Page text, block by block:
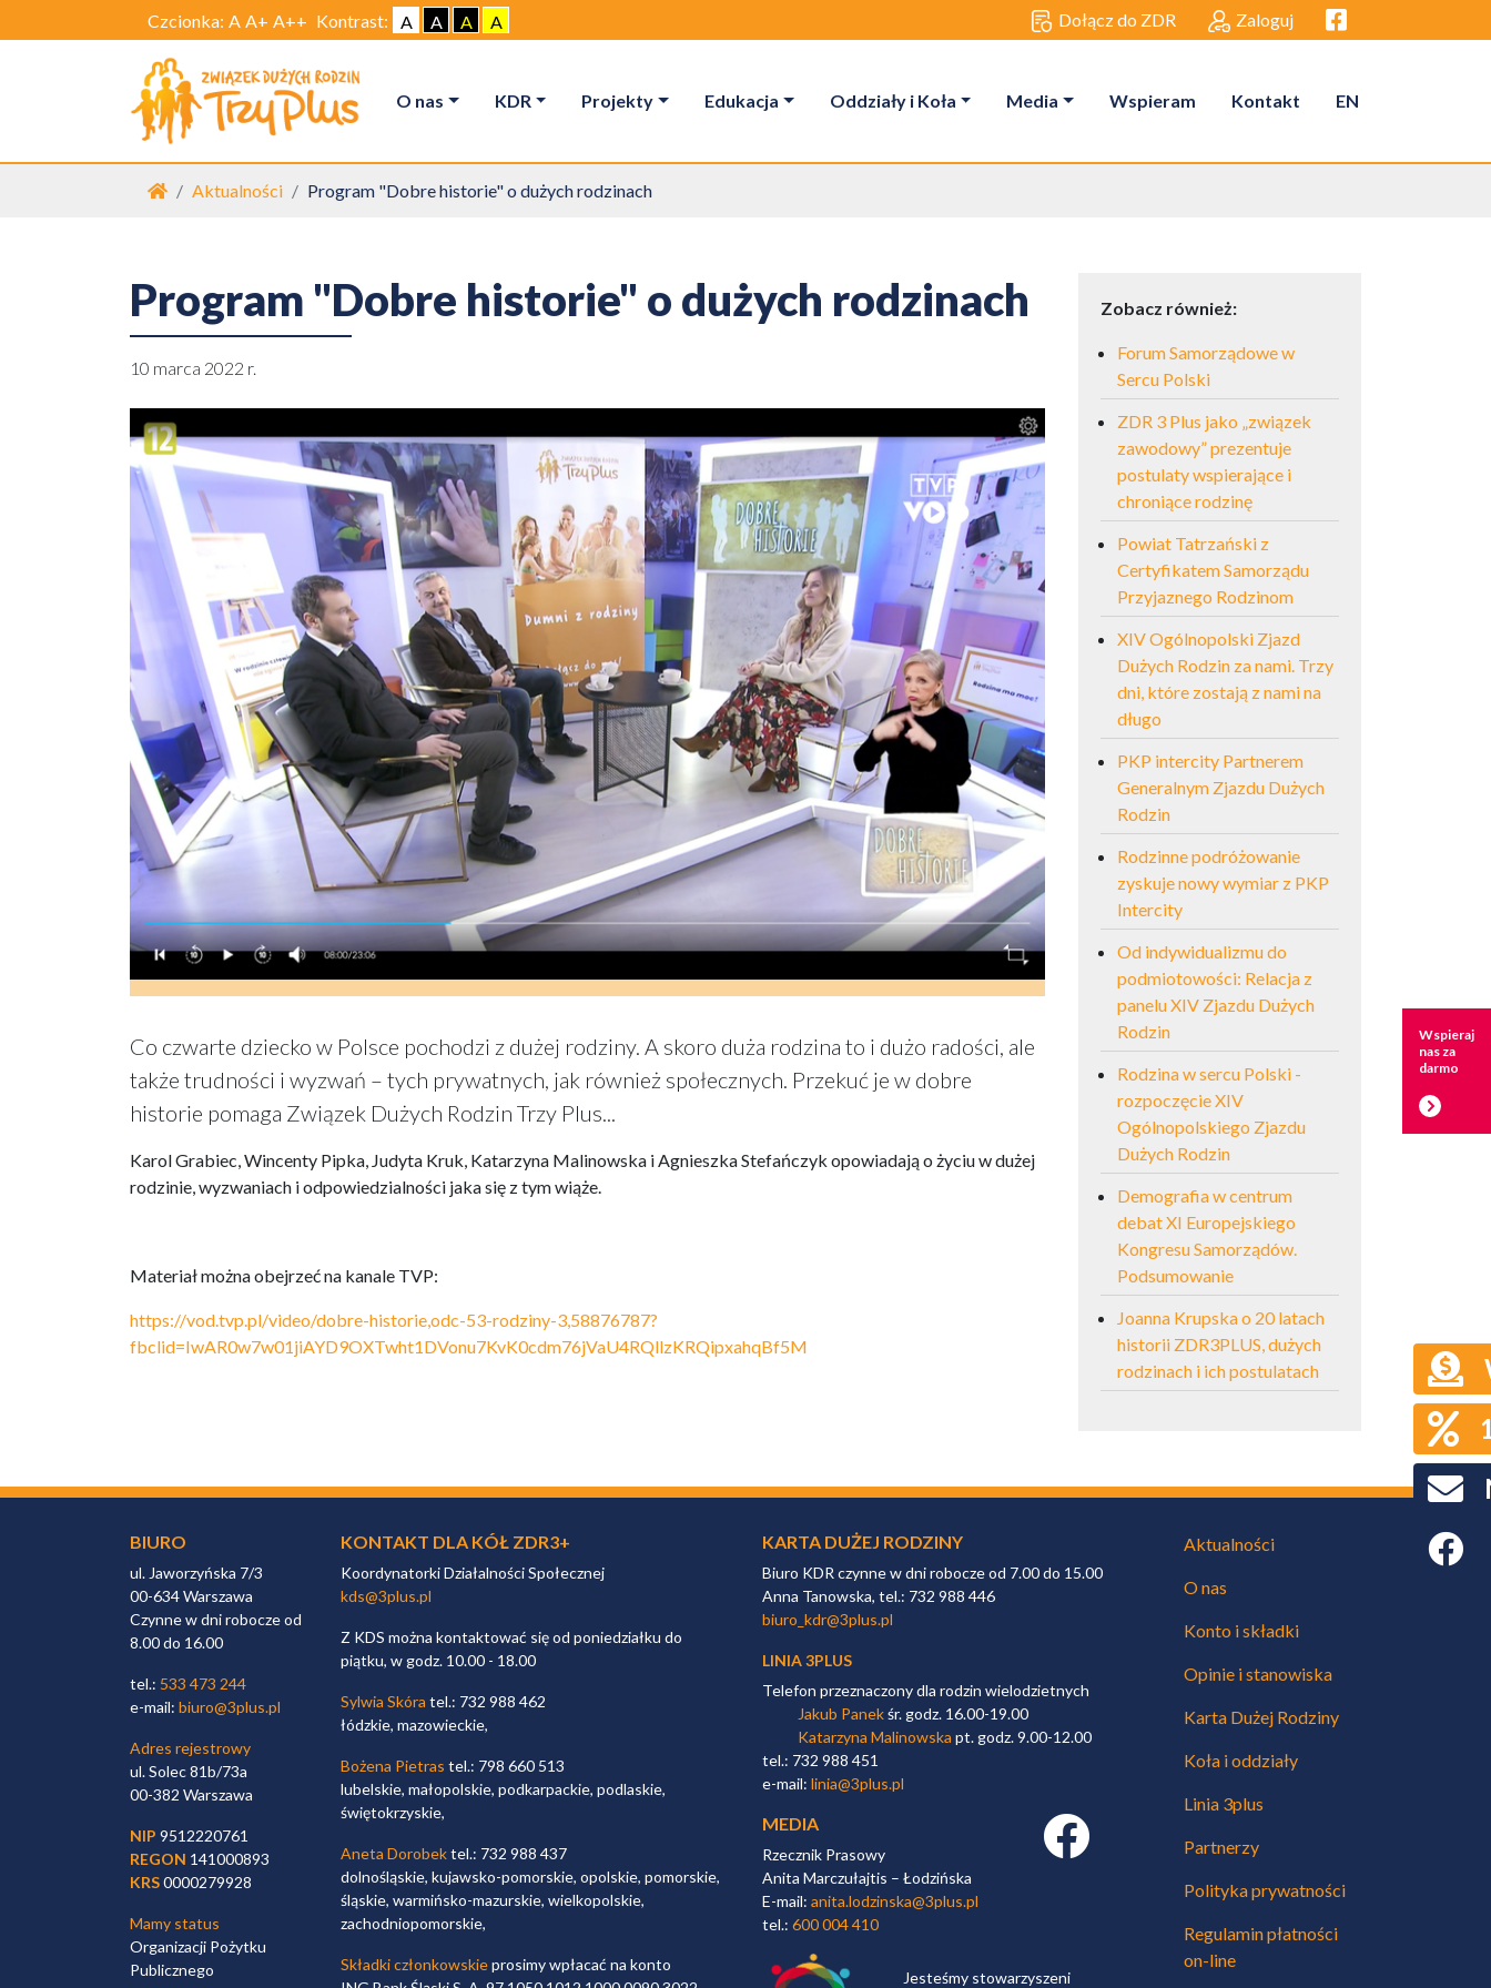
Czcionka: A A+ A++ Kontrast: A A A A Dołącz do ZDR Zaloguj Facebook link
O nas KDR Projekty Edukacja Oddziały i Koła Media Wspieram Kontakt EN
Strona główna
Aktualności Program "Dobre historie" o dużych rodzinach
Program "Dobre historie" o dużych rodzinach
10 marca 2022 r.
Co czwarte dziecko w Polsce pochodzi z dużej rodziny. A skoro duża rodzina to i dużo radości, ale
także trudności i wyzwań – tych prywatnych, jak również społecznych. Przekuć je w dobre
historie pomaga Związek Dużych Rodzin Trzy Plus...
Karol Grabiec, Wincenty Pipka, Judyta Kruk, Katarzyna Malinowska i Agnieszka Stefańczyk opowiadają o życiu w dużej
rodzinie, wyzwaniach i odpowiedzialności jaka się z tym wiąże.
Materiał można obejrzeć na kanale TVP:
https://vod.tvp.pl/video/dobre-historie,odc-53-rodziny-3,58876787?
fbclid=IwAR0w7w01jiAYD9OXTwht1DVonu7KvK0cdm76jVaU4RQllzKRQipxahqBf5M
Zobacz również:
Forum Samorządowe w
Sercu Polski
ZDR 3 Plus jako „związek
zawodowy” prezentuje
postulaty wspierające i
chroniące rodzinę
Powiat Tatrzański z
Certyfikatem Samorządu
Przyjaznego Rodzinom
XIV Ogólnopolski Zjazd
Dużych Rodzin za nami. Trzy
dni, które zostają z nami na
długo
PKP intercity Partnerem
Generalnym Zjazdu Dużych
Rodzin
Rodzinne podróżowanie
zyskuje nowy wymiar z PKP
Intercity
Od indywidualizmu do
podmiotowości: Relacja z
panelu XIV Zjazdu Dużych
Rodzin
Rodzina w sercu Polski -
rozpoczęcie XIV
Ogólnopolskiego Zjazdu
Dużych Rodzin
Demografia w centrum
debat XI Europejskiego
Kongresu Samorządów.
Podsumowanie
Joanna Krupska o 20 latach
historii ZDR3PLUS, dużych
rodzinach i ich postulatach
BIURO
ul. Jaworzyńska 7/3
00-634 Warszawa
Czynne w dni robocze od
8.00 do 16.00
tel.: 533 473 244
e-mail: biuro@3plus.pl
Adres rejestrowy
ul. Solec 81b/73a
00-382 Warszawa
NIP 9512220761
REGON 141000893
KRS0000279928
Mamy status
Organizacji Pożytku
Publicznego
KONTAKT DLA KÓŁ ZDR3+
Koordynatorki Działalności Społecznej
kds@3plus.pl
Z KDS można kontaktować się od poniedziałku do
piątku, w godz. 10.00 - 18.00
Sylwia Skóra tel.: 732 988 462
łódzkie, mazowieckie,
Bożena Pietras tel.: 798 660 513
lubelskie, małopolskie, podkarpackie, podlaskie,
świętokrzyskie,
Aneta Dorobektel.: 732 988 437
dolnośląskie, kujawsko-pomorskie, opolskie, pomorskie,
śląskie, warmińsko-mazurskie, wielkopolskie,
zachodniopomorskie,
Składki członkowskieprosimy wpłacać na konto
KARTA DUŻEJ RODZINY
Biuro KDR czynne w dni robocze od 7.00 do 15.00
Anna Tanowska, tel.: 732 988 446
biuro_kdr@3plus.pl
LINIA 3PLUS
Telefon przeznaczony dla rodzin wielodzietnych
Jakub Panekśr. godz. 16.00-19.00
Katarzyna Malinowska pt. godz. 9.00-12.00
tel.: 732 988 451
e-mail: linia@3plus.pl
MEDIA
Rzecznik Prasowy
Anita Marczułajtis – Łodzińska
E-mail: anita.lodzinska@3plus.pl
tel.: 600 004 410
Facebook link
Jesteśmy stowarzyszeni
Aktualności
O nas
Konto i składki
Opinie i stanowiska
Karta Dużej Rodziny
Koła i oddziały
Linia 3plus
Partnerzy
Polityka prywatności
Regulamin płatności
on-line
Wspieraj
nas za
darmo